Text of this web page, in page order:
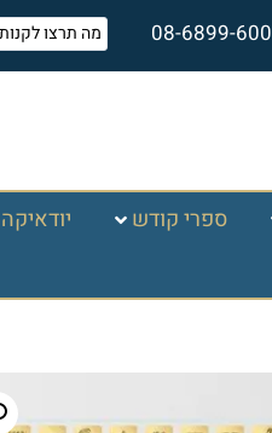
08-6899-600
ספרי קודש